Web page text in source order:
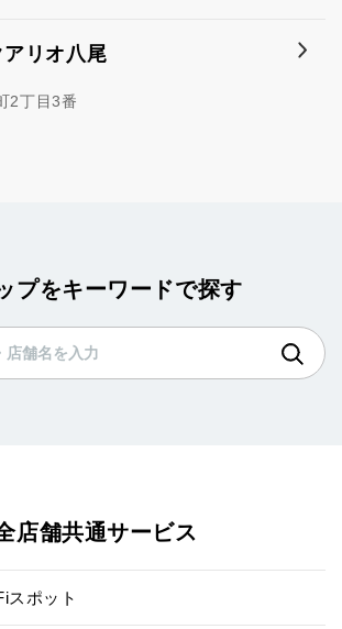
リオ八尾
2丁目3番
プをキーワードで探す
店舗共通サービス
スポット